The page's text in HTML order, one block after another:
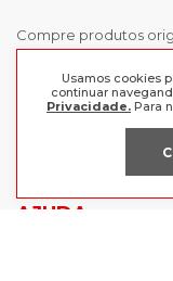
Usamos cookies
continuar
Privacidade. Para
Compre produtos
lojas, ou receba em
Frete grátis a partir
Nossas Lojas
Trabalhe
AJUDA